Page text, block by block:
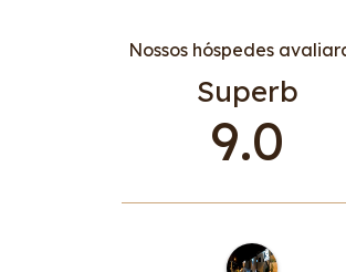
Nossos hóspedes
Superb
9.0